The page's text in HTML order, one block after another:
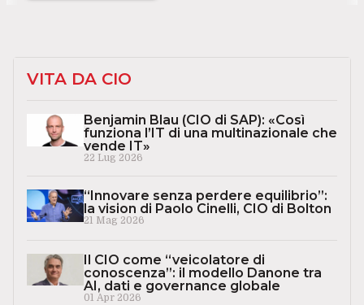
VITA DA CIO
Benjamin Blau (CIO di SAP): «Così
funziona l’IT di una multinazionale che
vende IT»
22 Lug 2026
“Innovare senza perdere equilibrio”:
la vision di Paolo Cinelli, CIO di Bolton
21 Mag 2026
Il CIO come “veicolatore di
conoscenza”: il modello Danone tra
AI, dati e governance globale
01 Apr 2026